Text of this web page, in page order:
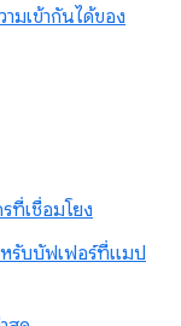
มเข้ากันได้ของ
ที่เชื่อมโยง
รับบัฟเฟอร์ที่แมป